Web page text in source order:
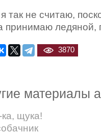
так не считаю,
принимаю ледяной,
3870
материалы
щука!